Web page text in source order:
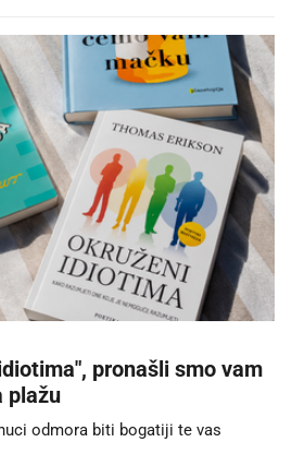
pronašli smo vam
plažu
odmora biti bogatiji te vas